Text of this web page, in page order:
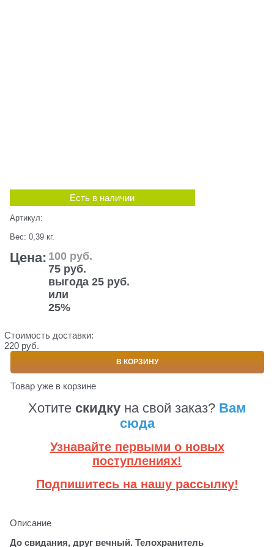
Есть в наличии
Артикул:
Вес: 0,39 кг.
Цена: 100 руб.
75 руб.
выгода 25 руб.
или
25%
Стоимость доставки:
220 руб.
В КОРЗИНУ
Товар уже в корзине
Хотите скидку на свой заказ? Вам
сюда
Узнавайте первыми о новых
поступлениях!
Подпишитесь на нашу рассылку!
Описание
До свидания, друг вечный. Телохранитель